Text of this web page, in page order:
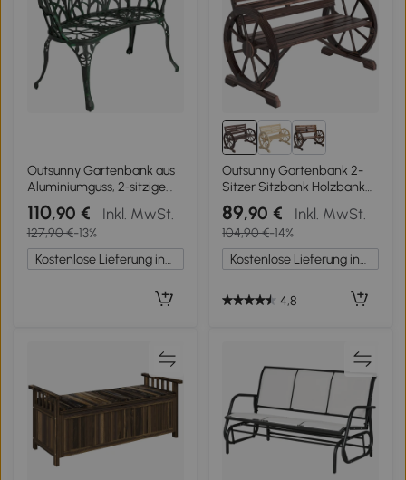
Outsunny Gartenbank aus
Aluminiumguss, 2‑sitzige
Außenbank mit Tulpen-
Rückenlehne, Sitzfläche
floral, 99x57x78cm,
antikgrün
110,90 € Inkl. MwSt.
127,90 €-13%
Kostenlose Lieferung innerhalb Deutschlands
Outsunny Gartenbank 2-
Sitzer Sitzbank Holzbank
Wagenrad mit Armlehne
Landhausstil Tannenholz
Braun 105,5 x 59 x 75 cm
89,90 € Inkl. MwSt.
104,90 €-14%
Kostenlose Lieferung innerhalb Deutschlands
4,8